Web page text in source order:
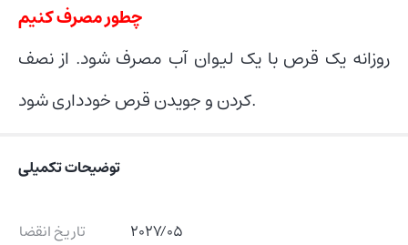
چطور مصرف کنیم
روزانه یک قرص با یک لیوان آب مصرف شود. از نصف
کردن و جویدن قرص خودداری شود.
توضیحات تکمیلی
تاریخ انقضا 2027/05